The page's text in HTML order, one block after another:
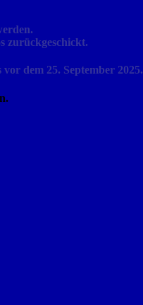
zurückgeschickt.
dem 25. September 2025.